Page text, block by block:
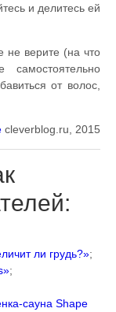
и делитесь ей
не верите (на что
от волос,
cleverblog.ru, 2015
ли грудь?»;
;
сауна Shape